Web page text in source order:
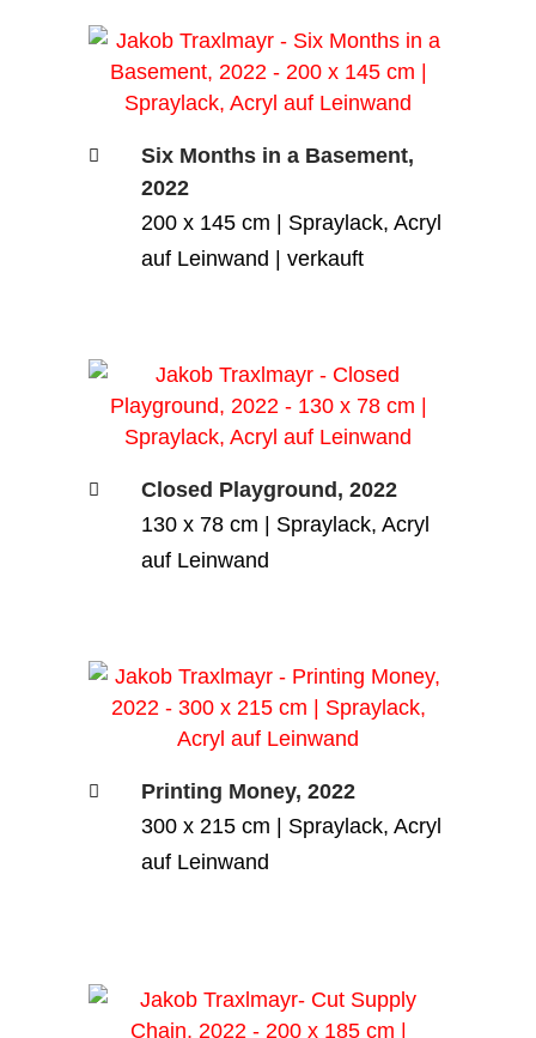
Six Months in a Basement,
2022
200 x 145 cm | Spraylack, Acryl
auf Leinwand | verkauft
Closed Playground, 2022
130 x 78 cm | Spraylack, Acryl
auf Leinwand
Printing Money, 2022
300 x 215 cm | Spraylack, Acryl
auf Leinwand